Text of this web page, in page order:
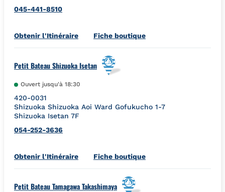
045-441-8510
Obtenir l'ItinéraireLink Opens in New Tab
Fiche boutique
Petit Bateau Shizuoka Isetan
Ouvert jusqu'à 18:30
420-0031
Shizuoka Shizuoka Aoi Ward Gofukucho 1-7
Shizuoka Isetan 7F
054-252-3636
Obtenir l'ItinéraireLink Opens in New Tab
Fiche boutique
Petit Bateau Tamagawa Takashimaya